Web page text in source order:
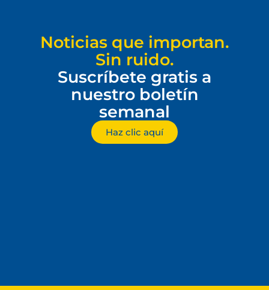
Noticias que importan.
Sin ruido.
Suscríbete gratis a
nuestro boletín
semanal
Haz clic aquí